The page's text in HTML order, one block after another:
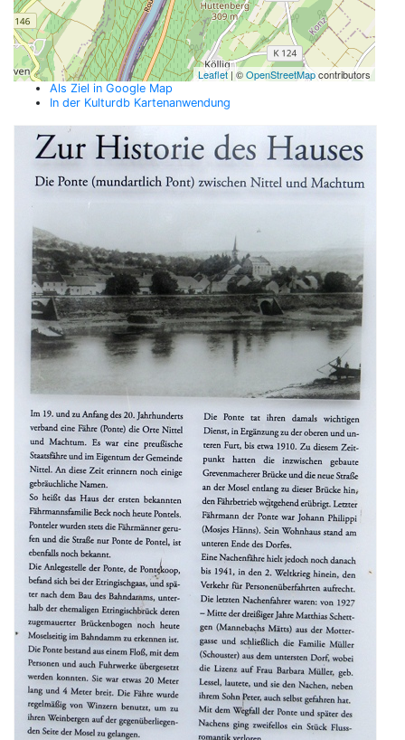
Leaflet| ©OpenStreetMapcontributors
Als Ziel in Google Map
In der Kulturdb Kartenanwendung